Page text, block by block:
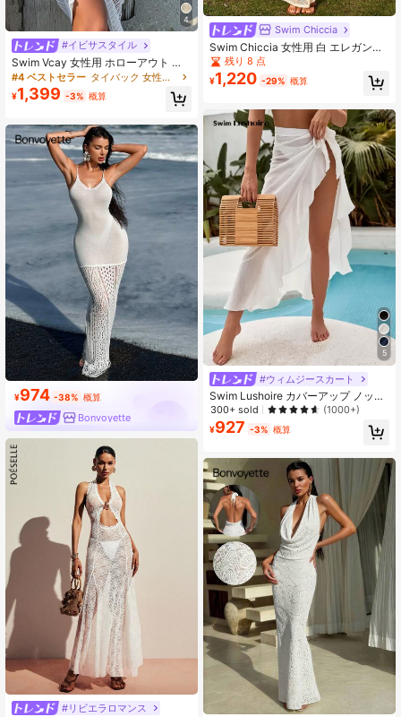
4
#イビサスタイル
Swim Vcay 女性用 ホローアウト ド
レス カバーアップ
#4 ベストセラー タイバック 女性用のカバーアップ
¥1,399 -3% 概算
¥974 -38% 概算
Bonvoyette
#リビエラロマンス
Swim Chiccia
Swim Chiccia 女性用 白 エレガント
クロシェ編み オープンバック ドレス
残り 8 点
¥1,220 -29% 概算
5
#ウィムジースカート
Swim Lushoire カバーアップ ノット
サイド
300+ sold (1000+)
¥927 -3% 概算